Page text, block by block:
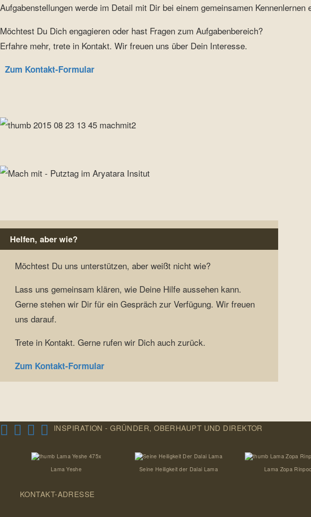
Aufgabenstellungen werde im Detail mit Dir bei einem gemeinsamen Kennenlernen
Möchtest Du Dich engagieren oder hast Fragen zum Aufgabenbereich?
Erfahre mehr, trete in Kontakt. Wir freuen uns über Dein Interesse.
Zum Kontakt-Formular
Helfen, aber wie?
Möchtest Du uns unterstützen, aber weißt nicht wie?
Lass uns gemeinsam klären, wie Deine Hilfe aussehen kann.
Gerne stehen wir Dir für ein Gespräch zur Verfügung. Wir freuen
uns darauf.
Trete in Kontakt. Gerne rufen wir Dich auch zurück.
Zum Kontakt-Formular
INSPIRATION - GRÜNDER, OBERHAUPT UND DIREKTOR
Lama Yeshe Seine Heiligkeit der Dalai Lama Lama Zopa
KONTAKT-ADRESSE